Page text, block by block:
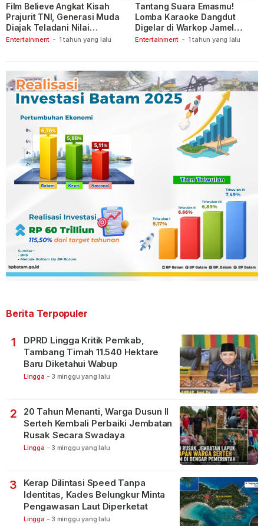
Entertainment - 1 tahun yang lalu
Film Believe Angkat Kisah
Prajurit TNI, Generasi Muda
Diajak Teladani Nilai
Keberanian
Entertainment - 1 tahun yang lalu
Tantang Suara Emasmu!
Lomba Karaoke Dangdut
Digelar di Warkop Jamel
Ganet
Berita Terpopuler
1
DPRD Lingga Kritik Pemkab,
Tambang Timah 11.540 Hektare
Baru Diketahui Wabup
Lingga - 3 minggu yang lalu
2
20 Tahun Menanti, Warga Dusun II
Serteh Kembali Perbaiki Jembatan
Rusak Secara Swadaya
Lingga - 3 minggu yang lalu
3
Kerap Dilintasi Speed Tanpa
Identitas, Kades Belungkur Minta
Pengawasan Laut Diperketat
Lingga - 3 minggu yang lalu